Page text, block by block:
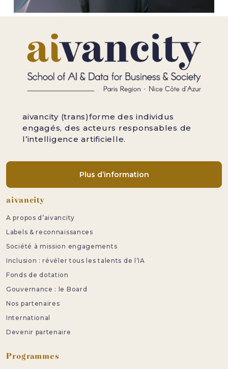
aivancity (trans)forme des individus
engagés, des acteurs responsables de
l’intelligence artificielle.
Plus d’information
Pied de page
aivancity
A propos d’aivancity
Labels & reconnaissances
Société à mission engagements
Inclusion : révéler tous les talents de l’IA
Fonds de dotation
Gouvernance : le Board
Nos partenaires
International
Devenir partenaire
Programmes